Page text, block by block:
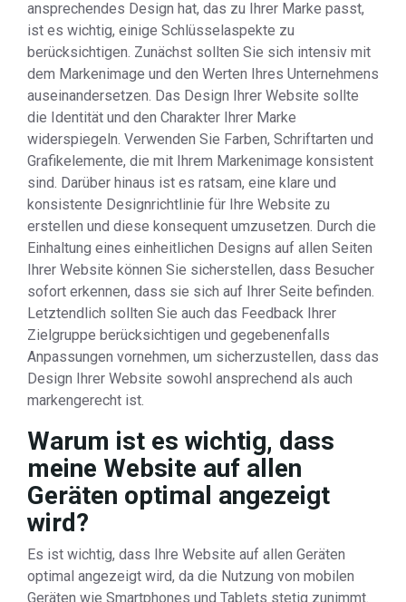
ansprechendes Design hat, das zu Ihrer Marke passt,
ist es wichtig, einige Schlüsselaspekte zu
berücksichtigen. Zunächst sollten Sie sich intensiv mit
dem Markenimage und den Werten Ihres Unternehmens
auseinandersetzen. Das Design Ihrer Website sollte
die Identität und den Charakter Ihrer Marke
widerspiegeln. Verwenden Sie Farben, Schriftarten und
Grafikelemente, die mit Ihrem Markenimage konsistent
sind. Darüber hinaus ist es ratsam, eine klare und
konsistente Designrichtlinie für Ihre Website zu
erstellen und diese konsequent umzusetzen. Durch die
Einhaltung eines einheitlichen Designs auf allen Seiten
Ihrer Website können Sie sicherstellen, dass Besucher
sofort erkennen, dass sie sich auf Ihrer Seite befinden.
Letztendlich sollten Sie auch das Feedback Ihrer
Zielgruppe berücksichtigen und gegebenenfalls
Anpassungen vornehmen, um sicherzustellen, dass das
Design Ihrer Website sowohl ansprechend als auch
markengerecht ist.
Warum ist es wichtig, dass
meine Website auf allen
Geräten optimal angezeigt
wird?
Es ist wichtig, dass Ihre Website auf allen Geräten
optimal angezeigt wird, da die Nutzung von mobilen
Geräten wie Smartphones und Tablets stetig zunimmt.